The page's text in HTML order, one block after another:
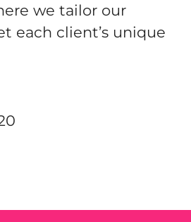
we tailor our
each client’s unique